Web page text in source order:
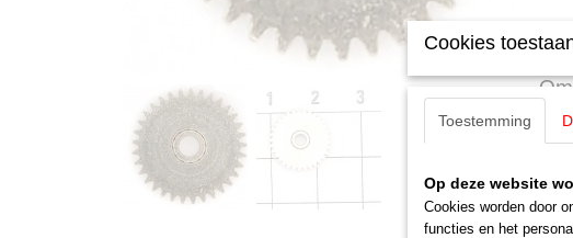
Staat
Z=
1
Cookies
Toestemming
Op deze website
Cookies worden door
functies en het